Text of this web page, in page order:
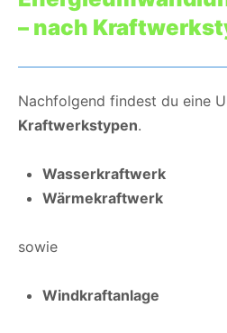
– nach
Nachfolgend findest du eine
Kraftwerkstypen.
Wasserkraftwerk
Wärmekraftwerk
sowie
Windkraftanlage